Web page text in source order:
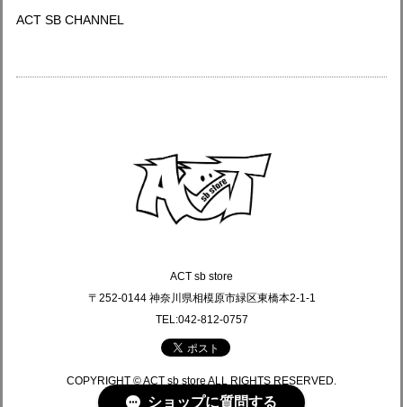
ACT SB CHANNEL
ACT sb store
〒252-0144 神奈川県相模原市緑区東橋本2-1-1
TEL:042-812-0757
COPYRIGHT © ACT sb store ALL RIGHTS RESERVED.
ショップに質問する